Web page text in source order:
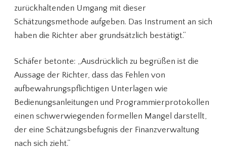
zurückhaltenden Umgang mit dieser
Schätzungsmethode aufgeben. Das Instrument an sich
haben die Richter aber grundsätzlich bestätigt.“
Schäfer betonte: „Ausdrücklich zu begrüßen ist die
Aussage der Richter, dass das Fehlen von
aufbewahrungspflichtigen Unterlagen wie
Bedienungsanleitungen und Programmierprotokollen
einen schwerwiegenden formellen Mangel darstellt,
der eine Schätzungsbefugnis der Finanzverwaltung
nach sich zieht.“